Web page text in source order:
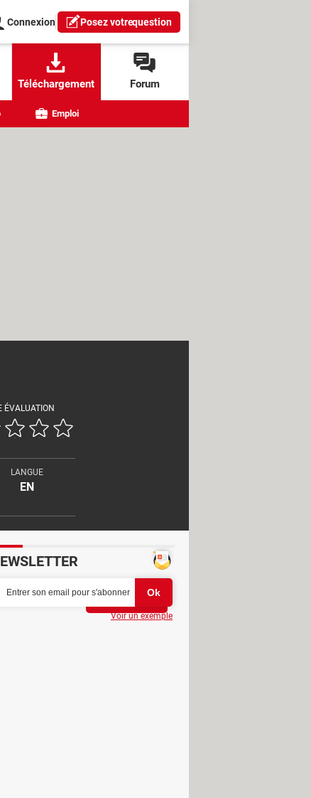
Connexion Posez votrequestion
Téléchargement Forum
Emploi
ÉVALUATION
LANGUE
EN
conçu en vue de lire ce type
Voir un exemple